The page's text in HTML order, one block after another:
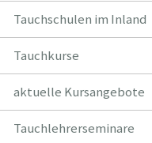
Tauchschulen im Inland
Tauchkurse
aktuelle Kursangebote
Tauchlehrerseminare